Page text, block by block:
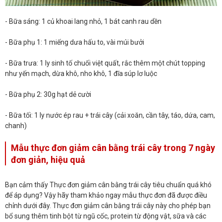
- Bữa sáng: 1 củ khoai lang nhỏ, 1 bát canh rau dền
- Bữa phụ 1: 1 miếng dưa hấu to, vài múi bưởi
- Bữa trưa: 1 ly sinh tố chuối việt quất, rắc thêm một chút topping
như yến mạch, dừa khô, nho khô, 1 đĩa súp lơ luộc
- Bữa phụ 2: 30g hạt dẻ cười
- Bữa tối: 1 ly nước ép rau + trái cây (cải xoăn, cần tây, táo, dứa, cam,
chanh)
Mẫu thực đơn giảm cân bằng trái cây trong 7 ngày
đơn giản, hiệu quả
Bạn cảm thấy Thực đơn giảm cân bằng trái cây tiêu chuẩn quá khó
để áp dụng? Vậy hãy tham khảo ngay mẫu thực đơn đã được điều
chỉnh dưới đây. Thực đơn giảm cân bằng trái cây này cho phép bạn
bổ sung thêm tinh bột từ ngũ cốc, protein từ động vật, sữa và các